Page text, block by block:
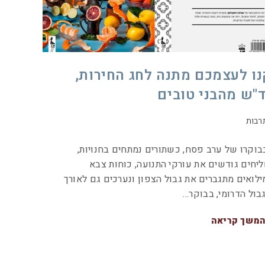
לעצמכם מתנה לחג החירות,
מהבני טובים
של ערב פסח, כשתורים נמתחים בחנויות,
גודשים את עורקי התנועה, כוחות צבא
מתגברים את גבול הצפון ונערכים גם לאורך
הדרומי, בבוקר…
קריאה